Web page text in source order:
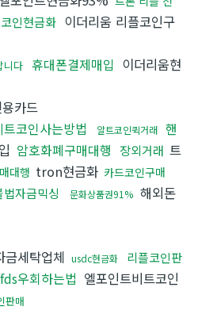
인현금화 이더리움 리플코인구
니다 휴대폰결제매입 이더리움현
카드
트코인사는방법 알트코인퀵거래 핸
암호화폐구매대행 장외거래 트
대행 tron현금화 카드코인구매
법자금믹싱 문화상품권91% 해외돈
금세탁업체 usdc현금화
리플코인판
우회하는법 엘포인트비트코인
판매